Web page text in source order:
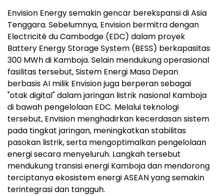
Envision Energy semakin gencar berekspansi di Asia
Tenggara. Sebelumnya, Envision bermitra dengan
Electricité du Cambodge (EDC) dalam proyek
Battery Energy Storage System (BESS) berkapasitas
300 MWh di Kamboja. Selain mendukung operasional
fasilitas tersebut, Sistem Energi Masa Depan
berbasis AI milik Envision juga berperan sebagai
"otak digital" dalam jaringan listrik nasional Kamboja
di bawah pengelolaan EDC. Melalui teknologi
tersebut, Envision menghadirkan kecerdasan sistem
pada tingkat jaringan, meningkatkan stabilitas
pasokan listrik, serta mengoptimalkan pengelolaan
energi secara menyeluruh. Langkah tersebut
mendukung transisi energi Kamboja dan mendorong
terciptanya ekosistem energi ASEAN yang semakin
terintegrasi dan tangguh.